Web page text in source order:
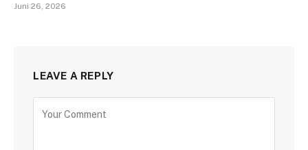
Juni 26, 2026
LEAVE A REPLY